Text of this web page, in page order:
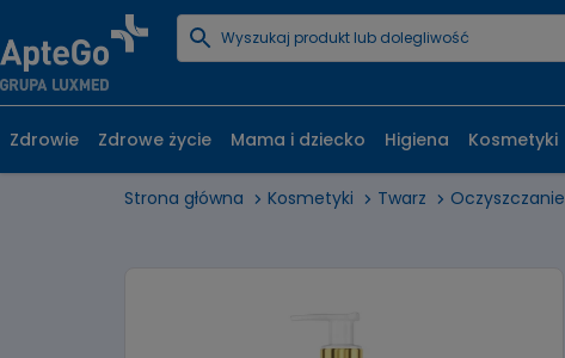
Strona główna Kosmetyki Twarz Oczyszczanie
Zdrowie Zdrowe życie Mama i dziecko Higiena Kosmetyki